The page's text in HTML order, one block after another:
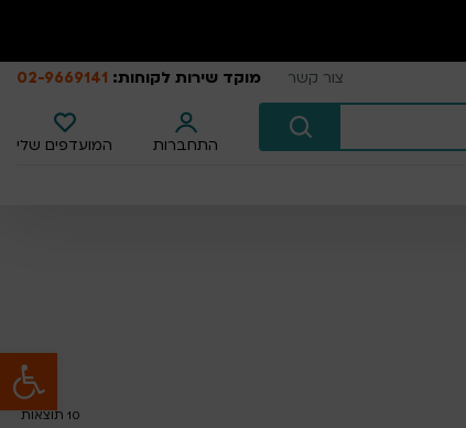
פתח סרגל נגישות
צור קשר מוקד שירות לקוחות: 02-9669141
התחברות המועדפים שלי
10 תוצאות